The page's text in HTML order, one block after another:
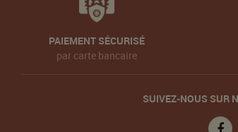
PAIEMENT SÉCURISÉ
par carte bancaire
SUIVEZ-NOUS SUR